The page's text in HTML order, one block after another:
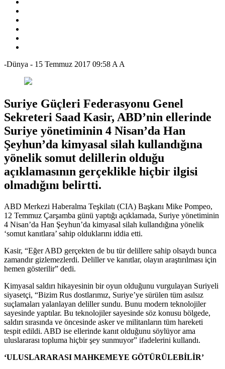
-Dünya - 15 Temmuz 2017 09:58 A A
Suriye Güçleri Federasyonu Genel
Sekreteri Saad Kasir, ABD’nin ellerinde
Suriye yönetiminin 4 Nisan’da Han
Şeyhun’da kimyasal silah kullandığına
yönelik somut delillerin olduğu
açıklamasının gerçeklikle hiçbir ilgisi
olmadığını belirtti.
ABD Merkezi Haberalma Teşkilatı (CIA) Başkanı Mike Pompeo,
12 Temmuz Çarşamba günü yaptığı açıklamada, Suriye yönetiminin
4 Nisan’da Han Şeyhun’da kimyasal silah kullandığına yönelik
‘somut kanıtlara’ sahip olduklarını iddia etti.
Kasir, “Eğer ABD gerçekten de bu tür delillere sahip olsaydı bunca
zamandır gizlemezlerdi. Deliller ve kanıtlar, olayın araştırılması için
hemen gösterilir” dedi.
Kimyasal saldırı hikayesinin bir oyun olduğunu vurgulayan Suriyeli
siyasetçi, “Bizim Rus dostlarımız, Suriye’ye sürülen tüm asılsız
suçlamaları yalanlayan deliller sundu. Bunu modern teknolojiler
sayesinde yaptılar. Bu teknolojiler sayesinde söz konusu bölgede,
saldırı sırasında ve öncesinde asker ve militanların tüm hareketi
tespit edildi. ABD ise ellerinde kanıt olduğunu söylüyor ama
uluslararası topluma hiçbir şey sunmuyor” ifadelerini kullandı.
‘ULUSLARARASI MAHKEMEYE GÖTÜRÜLEBİLİR’